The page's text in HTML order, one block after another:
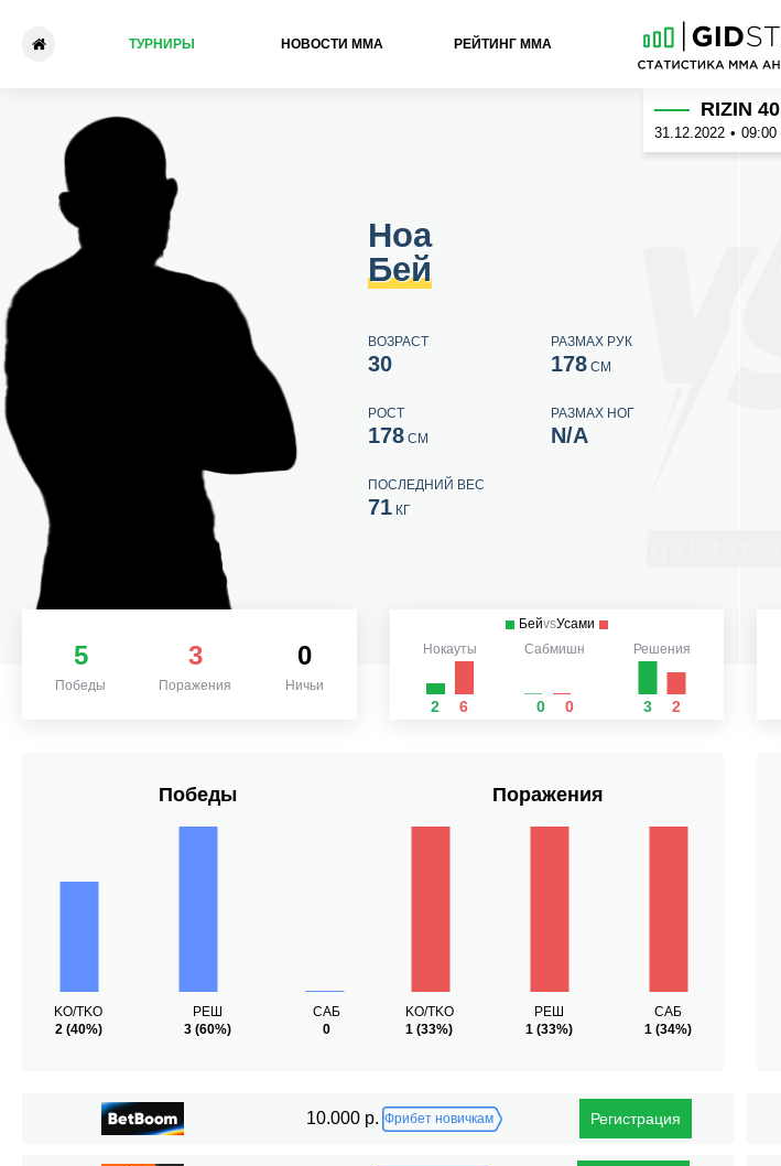
ТУРНИРЫ НОВОСТИ ММА РЕЙТИНГ ММА
Ноа Бей - Шо Патрик Усами
Ноа
Бей
ВОЗРАСТ
30
РАЗМАХ РУК
178СМ
РОСТ
178СМ
РАЗМАХ НОГ
N/A
ПОСЛЕДНИЙ ВЕС
71КГ
RIZIN 40
31.12.2022 • 09:00
5
Победы
3
Поражения
0
Ничьи
БейvsУсами
Нокауты
2 6
Сабмишн
0 0
Решения
3 2
Победы
KO/TKO
2(40%)
РЕШ
3 (60%)
САБ
0
Поражения
KO/TKO
1 (33%)
РЕШ
1(33%)
САБ
1(34%)
10.000 р. Фрибет новичкам Регистрация